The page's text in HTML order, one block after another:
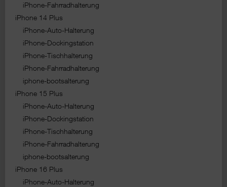
iPhone-Fahrradhalterung
iPhone 14 Plus
iPhone-Auto-Halterung
iPhone-Dockingstation
iPhone-Tischhalterung
iPhone-Fahrradhalterung
iphone-bootsalterung
iPhone 15 Plus
iPhone-Auto-Halterung
iPhone-Dockingstation
iPhone-Tischhalterung
iPhone-Fahrradhalterung
iphone-bootsalterung
iPhone 16 Plus
iPhone-Auto-Halterung